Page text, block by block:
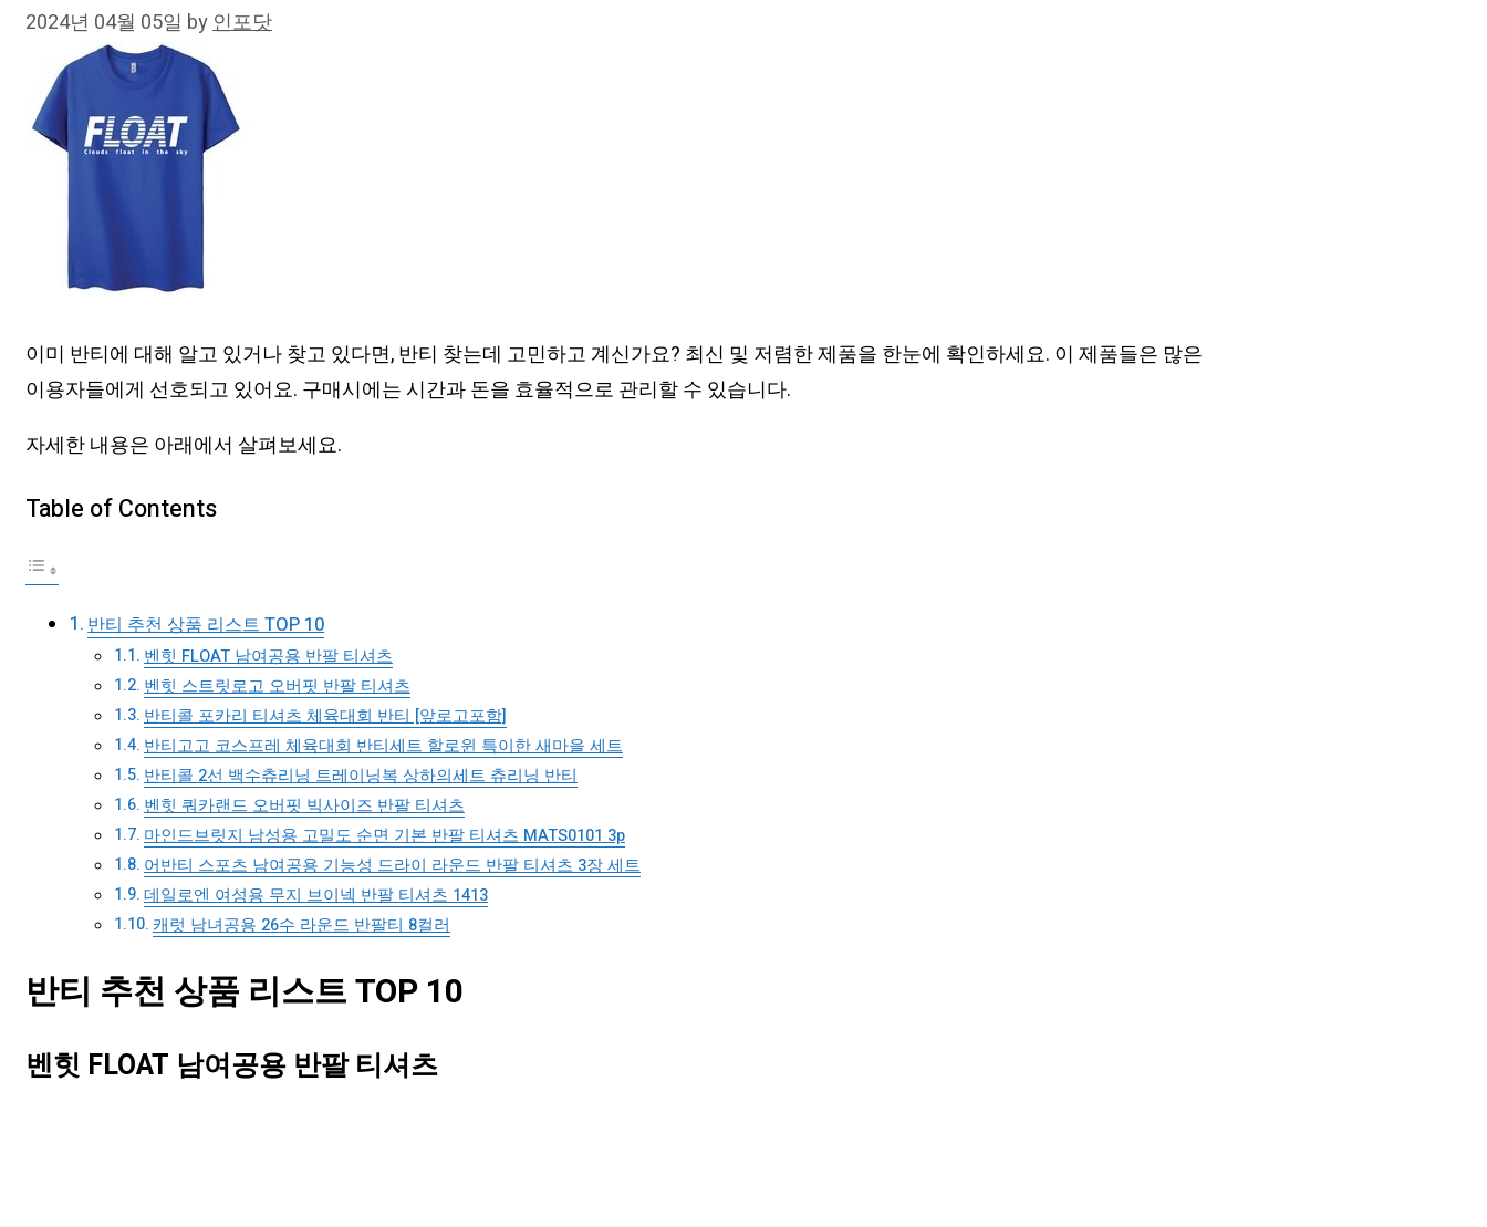
2024년 04월 05일 by인포닷
이미 반티에 대해 알고 있거나 찾고 있다면, 반티 찾는데 고민하고 계신가요? 최신 및 저렴한 제품을 한눈에 확인하세요. 이 제품들은 많은
이용자들에게 선호되고 있어요. 구매시에는 시간과 돈을 효율적으로 관리할 수 있습니다.
자세한 내용은 아래에서 살펴보세요.
Table of Contents
반티 추천 상품 리스트 TOP 10
벤힛 FLOAT 남여공용 반팔 티셔츠
벤힛 스트릿로고 오버핏 반팔 티셔츠
반티콜 포카리 티셔츠 체육대회 반티 [앞로고포함]
반티고고 코스프레 체육대회 반티세트 할로윈 특이한 새마을 세트
반티콜 2선 백수츄리닝 트레이닝복 상하의세트 츄리닝 반티
벤힛 쿼카랜드 오버핏 빅사이즈 반팔 티셔츠
마인드브릿지 남성용 고밀도 순면 기본 반팔 티셔츠 MATS0101 3p
어반티 스포츠 남여공용 기능성 드라이 라운드 반팔 티셔츠 3장 세트
데일로엔 여성용 무지 브이넥 반팔 티셔츠 1413
캐럿 남녀공용 26수 라운드 반팔티 8컬러
반티 추천 상품 리스트 TOP 10
벤힛 FLOAT 남여공용 반팔 티셔츠